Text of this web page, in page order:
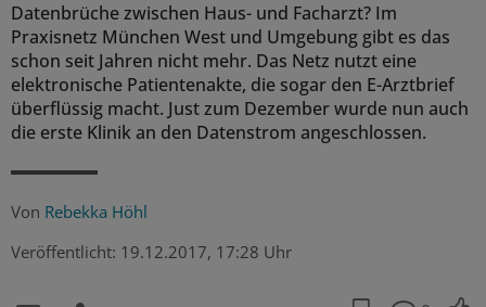
Datenbrüche zwischen Haus- und Facharzt? Im
Praxisnetz München West und Umgebung gibt es das
schon seit Jahren nicht mehr. Das Netz nutzt eine
elektronische Patientenakte, die sogar den E-Arztbrief
überflüssig macht. Just zum Dezember wurde nun auch
die erste Klinik an den Datenstrom angeschlossen.
Von Rebekka Höhl
Veröffentlicht: 19.12.2017, 17:28 Uhr